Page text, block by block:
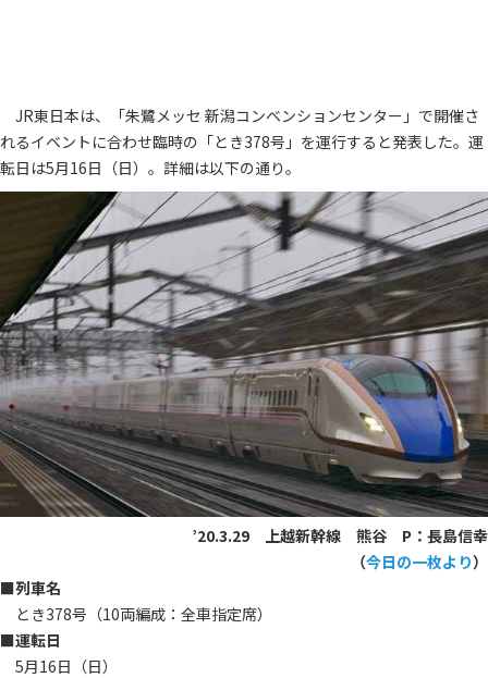
JR東日本は、「朱鷺メッセ 新潟コンベンションセンター」で開催さ
れるイベントに合わせ臨時の「とき378号」を運行すると発表した。運
転日は5月16日（日）。詳細は以下の通り。
’20.3.29 上越新幹線 熊谷 P：長島信幸
（今日の一枚より）
■列車名
とき378号（10両編成：全車指定席）
■運転日
5月16日（日）